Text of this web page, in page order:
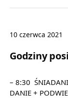
10 czerwca 2021
Godziny
– 8:30
DANIE +